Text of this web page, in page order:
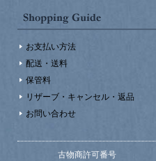
お支払い方法
配送・送料
保管料
リザーブ・キャンセル・返品
お問い合わせ
古物商許可番号